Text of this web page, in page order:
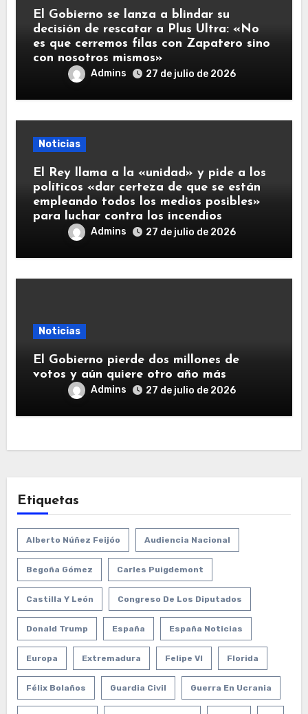
El Gobierno se lanza a blindar su
decisión de rescatar a Plus Ultra: «No
es que cerremos filas con Zapatero sino
con nosotros mismos»
Admins 27 de julio de 2026
Noticias
El Rey llama a la «unidad» y pide a los
políticos «dar certeza de que se están
empleando todos los medios posibles»
para luchar contra los incendios
Admins 27 de julio de 2026
Noticias
El Gobierno pierde dos millones de
votos y aún quiere otro año más
Admins 27 de julio de 2026
Etiquetas
Alberto Núñez Feijóo Audiencia Nacional
Begoña Gómez Carles Puigdemont
Castilla Y León Congreso De Los Diputados
Donald Trump España España Noticias
Europa Extremadura Felipe VI Florida
Félix Bolaños Guardia Civil Guerra En Ucrania